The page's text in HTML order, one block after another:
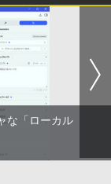
な「ローカル